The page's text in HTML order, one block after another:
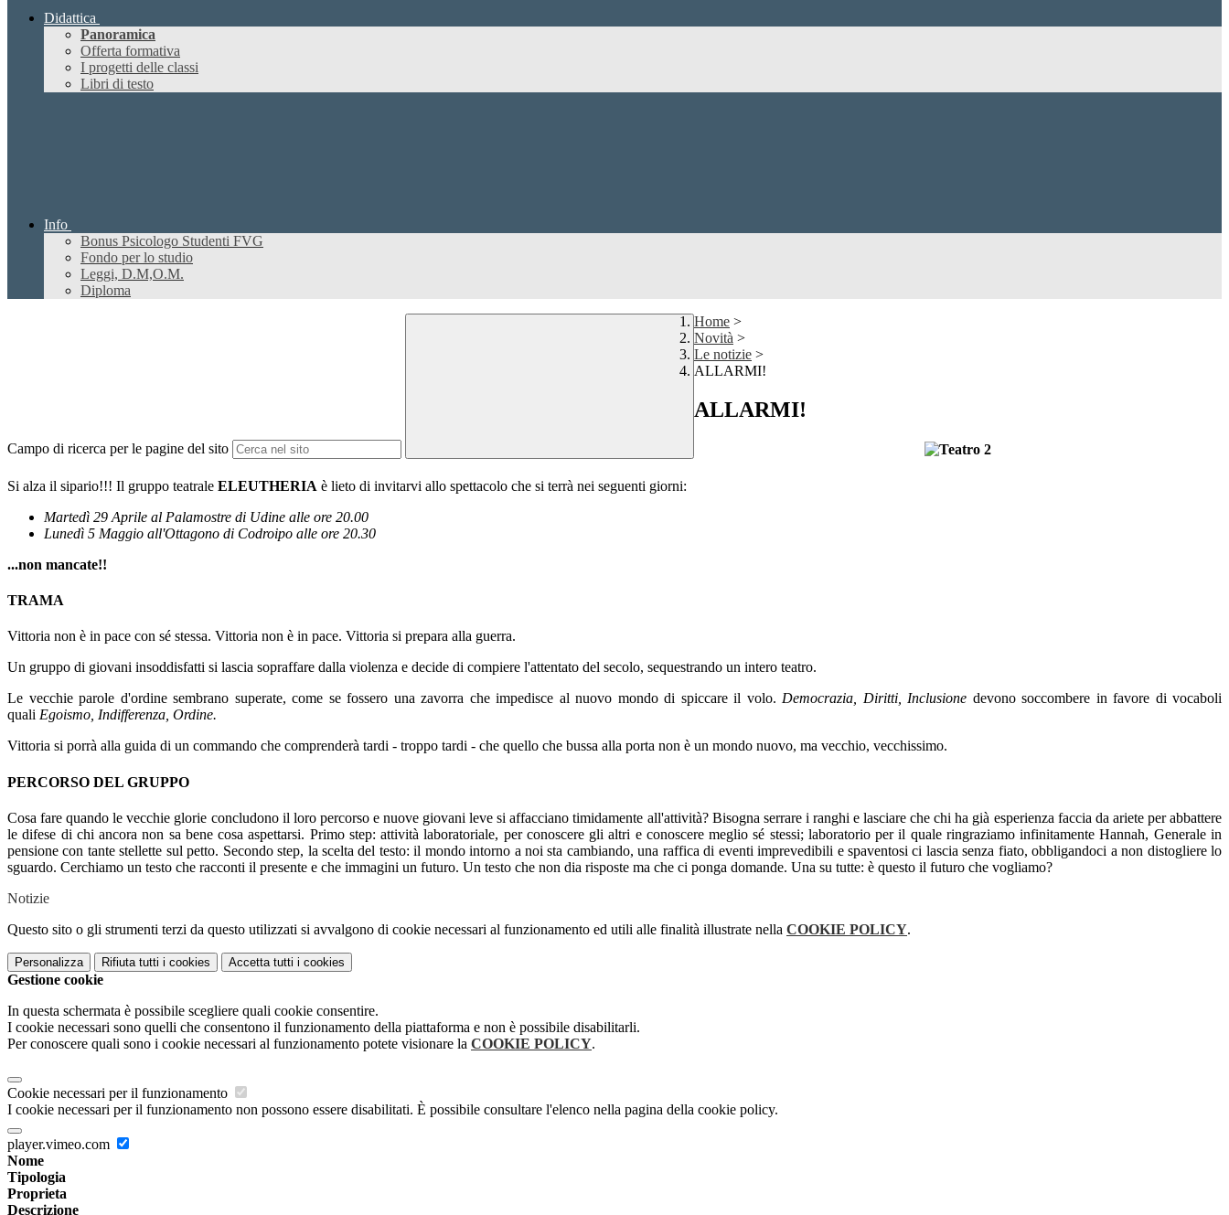
Didattica
Panoramica
Offerta formativa
I progetti delle classi
Libri di testo
Info
Bonus Psicologo Studenti FVG
Fondo per lo studio
Leggi, D.M,O.M.
Diploma
Campo di ricerca per le pagine del sito
Home >
Novità >
Le notizie >
ALLARMI!
ALLARMI!
Si alza il sipario!!! Il gruppo teatrale ELEUTHERIA è lieto di invitarvi allo spettacolo che si terrà nei seguenti giorni:
Martedì 29 Aprile al Palamostre di Udine alle ore 20.00
Lunedì 5 Maggio all'Ottagono di Codroipo alle ore 20.30
...non mancate!!
TRAMA
Vittoria non è in pace con sé stessa. Vittoria non è in pace. Vittoria si prepara alla guerra.
Un gruppo di giovani insoddisfatti si lascia sopraffare dalla violenza e decide di compiere l'attentato del secolo, sequestrando un intero teatro.
Le vecchie parole d'ordine sembrano superate, come se fossero una zavorra che impedisce al nuovo mondo di spiccare il volo. Democrazia, Diritti, Inclusione devono soccombere in favore di vocaboli
quali Egoismo, Indifferenza, Ordine.
Vittoria si porrà alla guida di un commando che comprenderà tardi - troppo tardi - che quello che bussa alla porta non è un mondo nuovo, ma vecchio, vecchissimo.
PERCORSO DEL GRUPPO
Cosa fare quando le vecchie glorie concludono il loro percorso e nuove giovani leve si affacciano timidamente all'attività? Bisogna serrare i ranghi e lasciare che chi ha già esperienza faccia da ariete per abbattere
le difese di chi ancora non sa bene cosa aspettarsi. Primo step: attività laboratoriale, per conoscere gli altri e conoscere meglio sé stessi; laboratorio per il quale ringraziamo infinitamente Hannah, Generale in
pensione con tante stellette sul petto. Secondo step, la scelta del testo: il mondo intorno a noi sta cambiando, una raffica di eventi imprevedibili e spaventosi ci lascia senza fiato, obbligandoci a non distogliere lo
sguardo. Cerchiamo un testo che racconti il presente e che immagini un futuro. Un testo che non dia risposte ma che ci ponga domande. Una su tutte: è questo il futuro che vogliamo?
Notizie
Questo sito o gli strumenti terzi da questo utilizzati si avvalgono di cookie necessari al funzionamento ed utili alle finalità illustrate nella COOKIE POLICY.
Personalizza Rifiuta tutti i cookies Accetta tutti i cookies
Gestione cookie
In questa schermata è possibile scegliere quali cookie consentire.
I cookie necessari sono quelli che consentono il funzionamento della piattaforma e non è possibile disabilitarli.
Per conoscere quali sono i cookie necessari al funzionamento potete visionare la COOKIE POLICY.
Cookie necessari per il funzionamento
I cookie necessari per il funzionamento non possono essere disabilitati. È possibile consultare l'elenco nella pagina della cookie policy.
player.vimeo.com
Nome
Tipologia
Proprieta
Descrizione